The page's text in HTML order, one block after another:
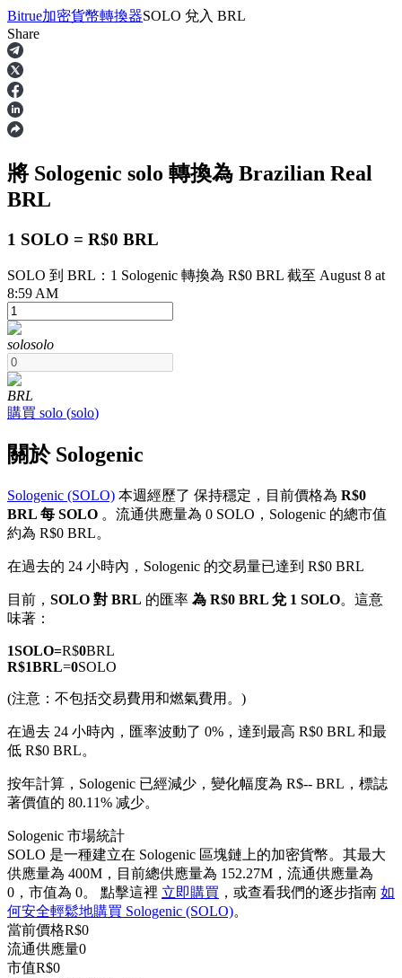
合約
USDT永續
多種以USDT結算的永續合約
幣本位永續
以數字貨幣為保證金的永續合約
TradFi
USDC永續
多種以USDC結算的永續合約
Bitrue加密貨幣轉換器SOLO 兌入 BRL
Share
將 Sologenic solo 轉換為 Brazilian Real
BRL
1 SOLO = R$0 BRL
SOLO 到 BRL：1 Sologenic 轉換為 R$0 BRL 截至 August 8 at
8:59 AM
solosolo
BRL
購買 solo (solo)
關於 Sologenic
Sologenic (SOLO) 本週經歷了 保持穩定，目前價格為 R$0
BRL 每 SOLO 。流通供應量為 0 SOLO，Sologenic 的總市值
約為 R$0 BRL。
在過去的 24 小時內，Sologenic 的交易量已達到 R$0 BRL
目前， SOLO 對 BRL 的匯率 為 R$0 BRL 兌 1 SOLO。這意
味著：
1SOLO=R$0BRL
R$1BRL=0SOLO
(注意：不包括交易費用和燃氣費用。)
在過去 24 小時內，匯率波動了 0%，達到最高 R$0 BRL 和最
低 R$0 BRL。
按年計算，Sologenic 已經減少，變化幅度為 R$-- BRL，標誌
著價值的 80.11% 减少。
Sologenic 市場統計
SOLO 是一種建立在 Sologenic 區塊鏈上的加密貨幣。其最大
供應量為 400M，目前總供應量為 152.27M，流通供應量為
0，市值為 0。 點擊這裡 立即購買 ，或查看我們的逐步指南 如
何安全輕鬆地購買 Sologenic (SOLO)。
當前價格R$0
流通供應量0
市值R$0